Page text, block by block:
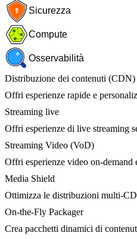
Sicurezza
Compute
Osservabilità
Distribuzione dei contenuti (CDN)
Offri esperienze rapide e
Streaming live
Offri esperienze di live streaming
Streaming Video (VoD)
Offri esperienze video on-demand
Media Shield
Ottimizza le distribuzioni multi-
On-the-Fly Packager
Crea pacchetti dinamici di